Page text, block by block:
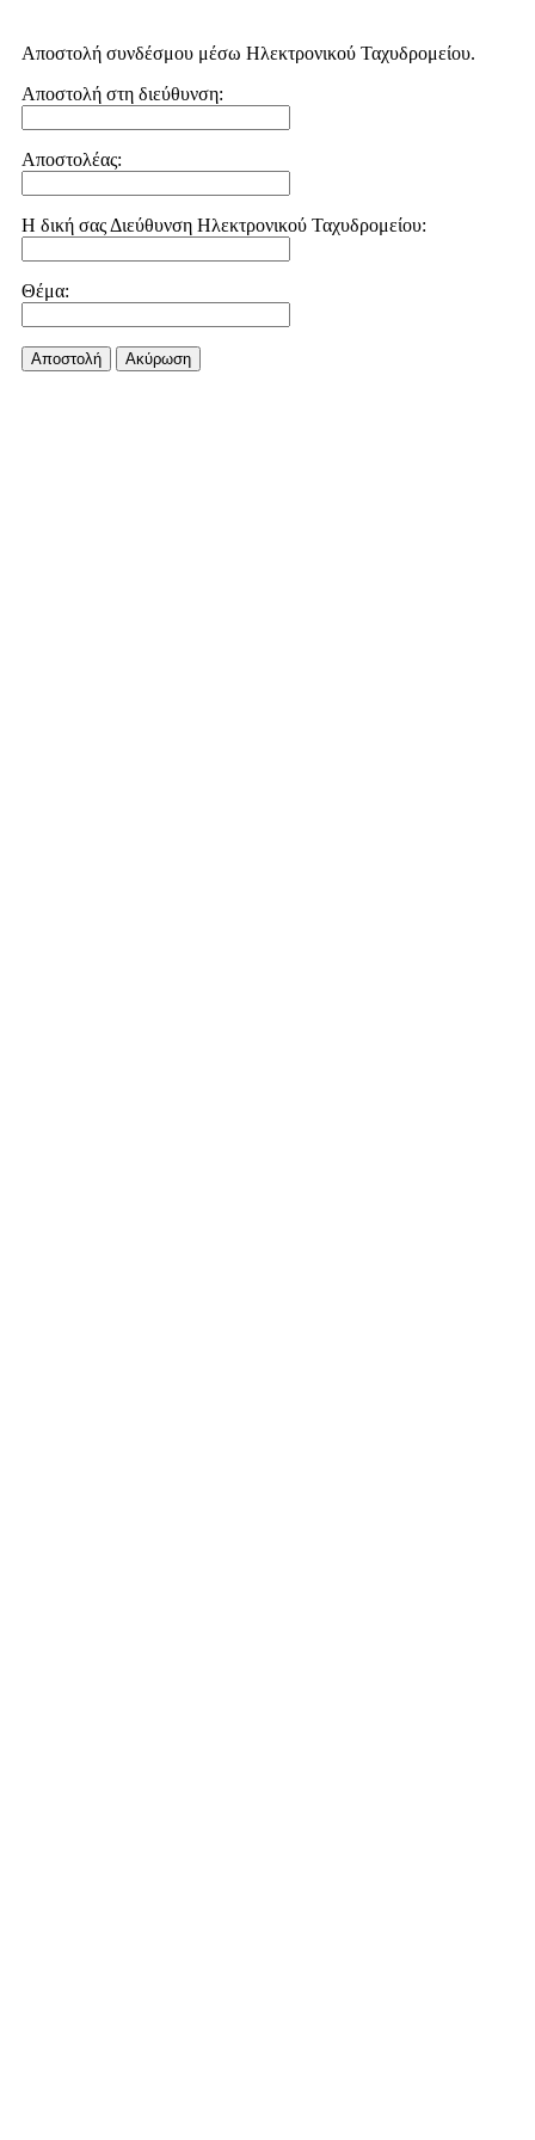
Αποστολή συνδέσμου μέσω Ηλεκτρονικού Ταχυδρομείου.
Αποστολή στη διεύθυνση:
Αποστολέας:
Η δική σας Διεύθυνση Ηλεκτρονικού Ταχυδρομείου:
Θέμα:
Αποστολή Aκύρωση